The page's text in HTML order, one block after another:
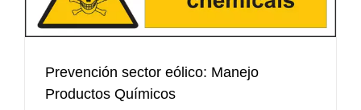
Prevención sector eólico: Manejo
Productos Químicos